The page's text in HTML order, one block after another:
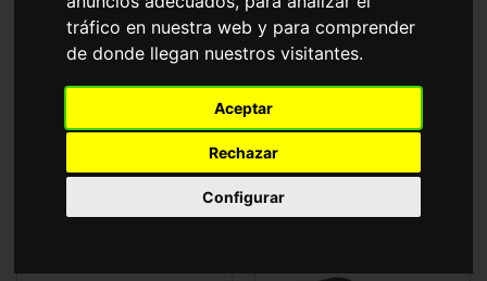
tráfico en nuestra web y para comprender
de donde llegan nuestros visitantes.
Aceptar
Rechazar
Configurar
Accesorios
Gafas de Sol Baratas de Primeras Marcas.
¡Descuentos Únicos!
Ordenar por